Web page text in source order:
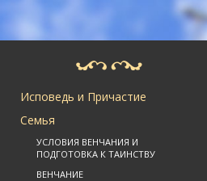
Исповедь и Причастие
Семья
УСЛОВИЯ ВЕНЧАНИЯ И
ПОДГОТОВКА К ТАИНСТВУ
ВЕНЧАНИЕ